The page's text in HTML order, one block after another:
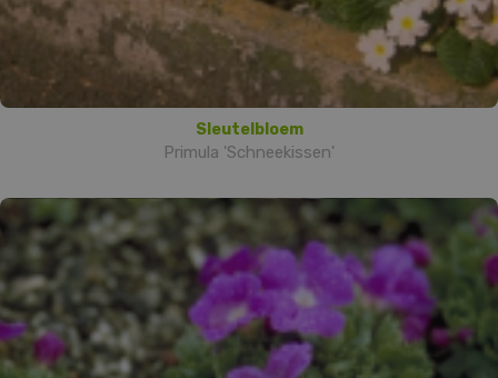
Sleutelbloem
Primula 'Schneekissen'